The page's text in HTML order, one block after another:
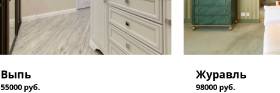
Выпь
55000 руб.
Журавль
98000 руб.